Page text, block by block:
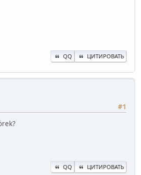
QQ ЦИТИРОВАТЬ
#1
QQ ЦИТИРОВАТЬ